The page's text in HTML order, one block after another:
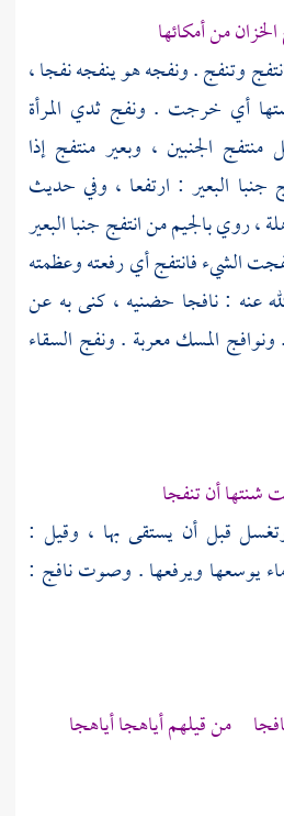
من أمكائها
وتنفج . ونفجه هو ينفجه نفجا ،
أي خرجت . ونفج ثدي المرأة
الجنبين ، وبعير منتفج إذا
البعير : ارتفعا ، وفي حديث
، روي بالجيم من انتفج جنبا البعير
الشيء فانتفج أي رفعته وعظمته
عنه : نافجا حضنيه ، كنى به عن
ونوافج المسك معربة . ونفج السقاء
شنتها أن تنفجا
قبل أن يستقى بها ، وقيل :
يوسعها ويرفعها . وصوت نافج :
من قيلهم أياهجا أياهجا